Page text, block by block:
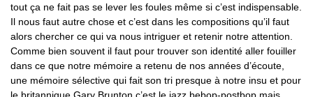
tout ça ne fait pas se lever les foules même si c’est indispensable.
Il nous faut autre chose et c’est dans les compositions qu’il faut
alors chercher ce qui va nous intriguer et retenir notre attention.
Comme bien souvent il faut pour trouver son identité aller fouiller
dans ce que notre mémoire a retenu de nos années d’écoute,
une mémoire sélective qui fait son tri presque à notre insu et pour